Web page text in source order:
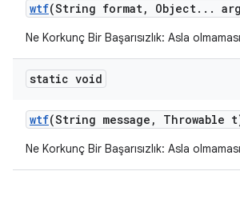
wtf(String format, Object. . .
Ne Korkunç Bir Başarısızlık: Asla
static void
wtf(String message , Throwable
Ne Korkunç Bir Başarısızlık: Asla